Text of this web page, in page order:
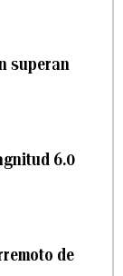
superan
6.0
de